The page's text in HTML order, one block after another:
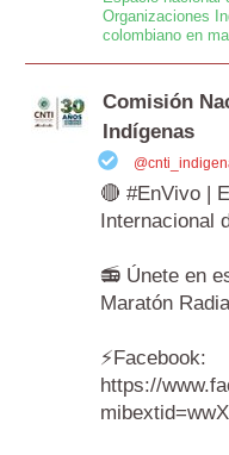
Organizaciones
colombiano en
Comisión
Indígenas
🔴 #EnVivo |
Internacional
📻 Únete en
Maratón
⚡️Facebook:
https://